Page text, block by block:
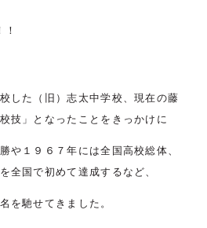
！
した（旧）志太中学校、現在の藤
技」となったことをきっかけに
や１９６７年には全国高校総体、
全国で初めて達成するなど、
を馳せてきました。